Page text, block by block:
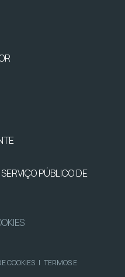
PÚBLICO DE
COOKIES | TERMOS E